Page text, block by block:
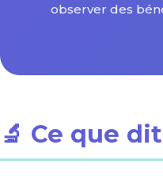
observer des
🔬 Ce que